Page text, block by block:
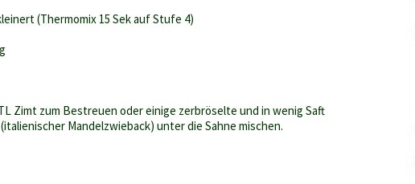
(Thermomix 15 Sek auf Stufe 4)
Zimt zum Bestreuen oder einige zerbröselte und in wenig Saft
Mandelzwieback) unter die Sahne mischen.